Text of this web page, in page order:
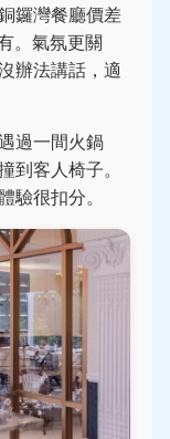
鑼灣餐廳價差
。氣氛更關
辦法講話，適
過一間火鍋
到客人椅子。
驗很扣分。